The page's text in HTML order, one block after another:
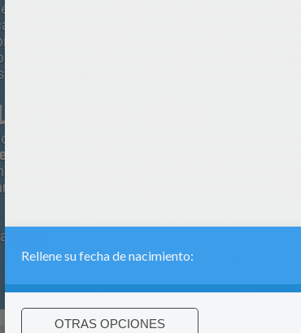
observa en casi todos los países como la
cartas y regalos para demostrarse
regalos ilustrados con símbolos fuertes:
o chocolates. Hoy, el Día de San
ilustrados sobre el tema de San
PARA NIÑOS
de actividades para niños, dibujos para
los enamorados
a tu pareja, pero también a todos tus
Valentin